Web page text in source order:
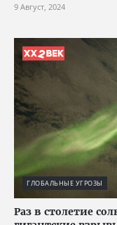
9 Август, 2024
ГЛОБАЛЬНЫЕ УГРОЗЫ
Раз в столетие